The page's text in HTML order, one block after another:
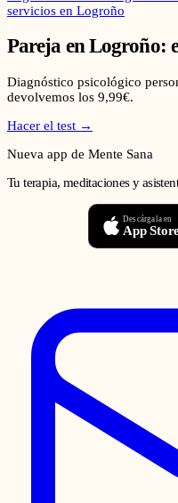
servicios en Logroño
ParejaenLogroño:
Diagnóstico psicológico
devolvemos los 9,99€.
Hacer el test →
Nueva app de Mente Sana
Tu terapia, meditaciones y
Descárgala en
App